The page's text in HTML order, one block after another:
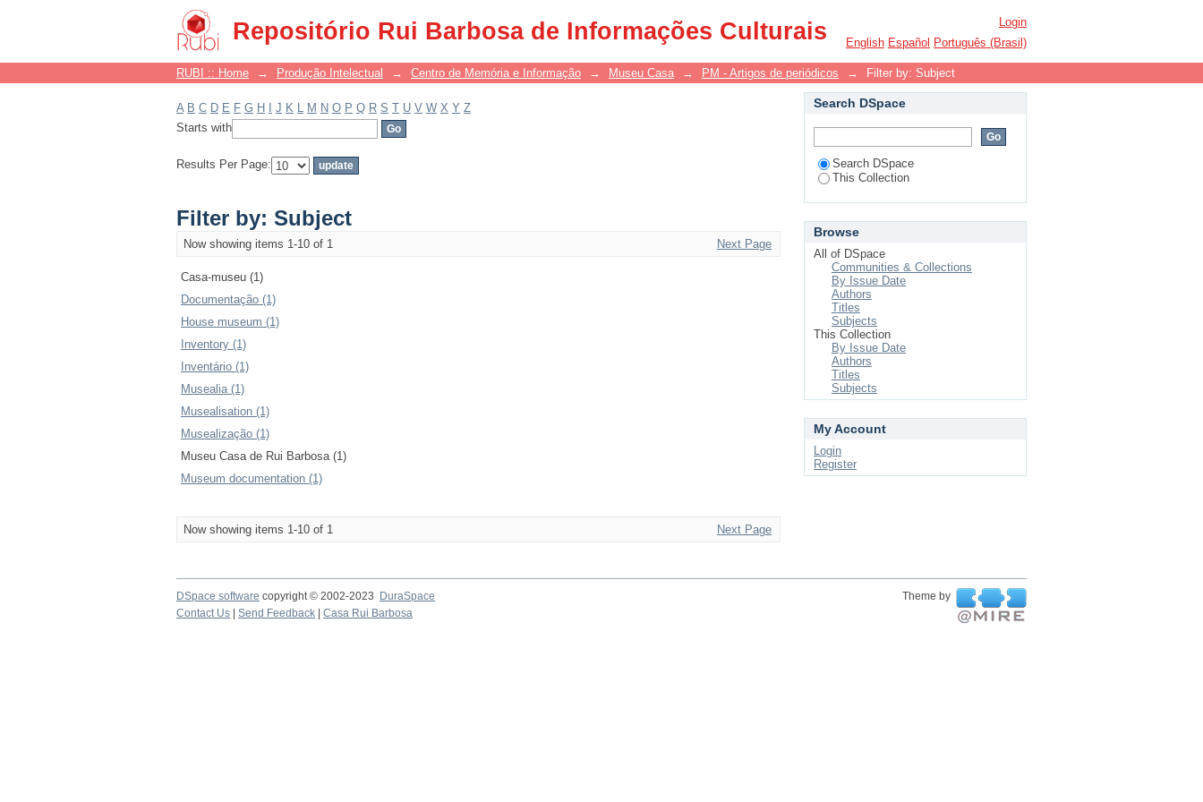
Repositório Rui Barbosa de Informações Culturais
Filter by: Subject
Login
English Español Português (Brasil)
RUBI :: Home → Produção Intelectual → Centro de Memória e Informação → Museu Casa → PM - Artigos de periódicos → Filter by: Subject
A B C D E F G H J K L M N O P Q R S T U V W X Y Z
Starts with
Results Per Page:
Filter by: Subject
Now showing items 1-10 of 1 Next Page
Casa-museu (1)
Documentação (1)
House museum (1)
Inventory (1)
Inventário (1)
Musealia (1)
Musealisation (1)
Musealização (1)
Museu Casa de Rui Barbosa (1)
Museum documentation (1)
Now showing items 1-10 of 1 Next Page
Search DSpace
Search DSpace
This Collection
Browse
All of DSpace
Communities & Collections
By Issue Date
Authors
Titles
Subjects
This Collection
By Issue Date
Authors
Titles
Subjects
My Account
Login
Register
DSpace software copyright © 2002-2023 DuraSpace
Theme by
Contact Us
Send Feedback Casa Rui Barbosa